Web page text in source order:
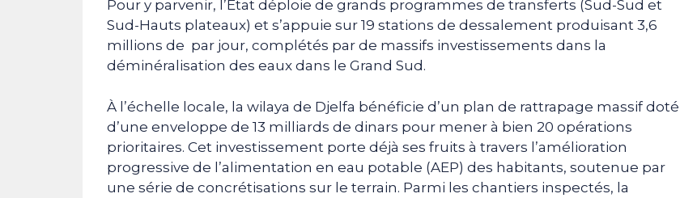
Pour y parvenir, l’État déploie de grands programmes de transferts (Sud-Sud et
Sud-Hauts plateaux) et s’appuie sur 19 stations de dessalement produisant 3,6
millions de par jour, complétés par de massifs investissements dans la
déminéralisation des eaux dans le Grand Sud.
À l’échelle locale, la wilaya de Djelfa bénéficie d’un plan de rattrapage massif doté
d’une enveloppe de 13 milliards de dinars pour mener à bien 20 opérations
prioritaires. Cet investissement porte déjà ses fruits à travers l’amélioration
progressive de l’alimentation en eau potable (AEP) des habitants, soutenue par
une série de concrétisations sur le terrain. Parmi les chantiers inspectés, la